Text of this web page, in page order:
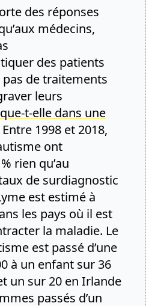
des réponses
médecins,
des patients
pas de traitements
leurs
t-elle dans une
Entre 1998 et 2018,
ont
rien qu’au
de surdiagnostic
est estimé à
les pays où il est
la maladie. Le
est passé d’une
à un enfant sur 36
un sur 20 en Irlande
passés d’un